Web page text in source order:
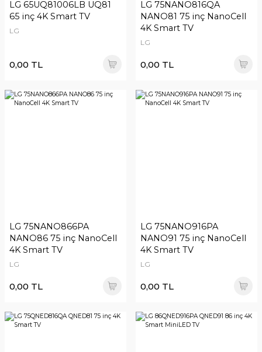
LG 65UQ81006LB UQ81
65 inç 4K Smart TV
LG
0,00 TL
LG 75NANO816QA
NANO81 75 inç NanoCell
4K Smart TV
LG
0,00 TL
LG 75NANO866PA
NANO86 75 inç NanoCell
4K Smart TV
LG
0,00 TL
LG 75NANO916PA
NANO91 75 inç NanoCell
4K Smart TV
LG
0,00 TL